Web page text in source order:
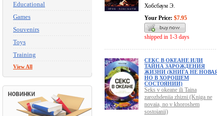
Educational
Games
Souvenirs
Toys
Training
View All
Хобсбаум Э.
Your Price: $7.95
shipped in 1-3 days
СЕКС В ОКЕАНЕ ИЛИ
ТАЙНА ЗАРОЖДЕНИЯ
ЖИЗНИ (КНИГА НЕ
НО В ХОРОШЕМ
СОСТОЯНИИ)
Seks v okeane ili Taina
zarozhdeniia zhizni (Kniga ne
novaia, no v khoroshem
sostoianii)